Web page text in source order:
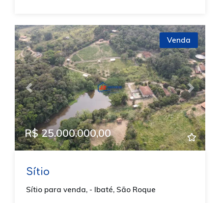
Previous Next
Venda
R$ 25.000.000,00
Sítio
Sítio para venda, - Ibaté, São Roque